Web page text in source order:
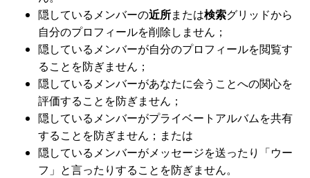
隠しているメンバーの近所または検索グリッドから
自分のプロフィールを削除しません；
隠しているメンバーが自分のプロフィールを閲覧す
ることを防ぎません；
隠しているメンバーがあなたに会うことへの関心を
評価することを防ぎません；
隠しているメンバーがプライベートアルバムを共有
することを防ぎません；または
隠しているメンバーがメッセージを送ったり「ウー
フ」と言ったりすることを防ぎません。